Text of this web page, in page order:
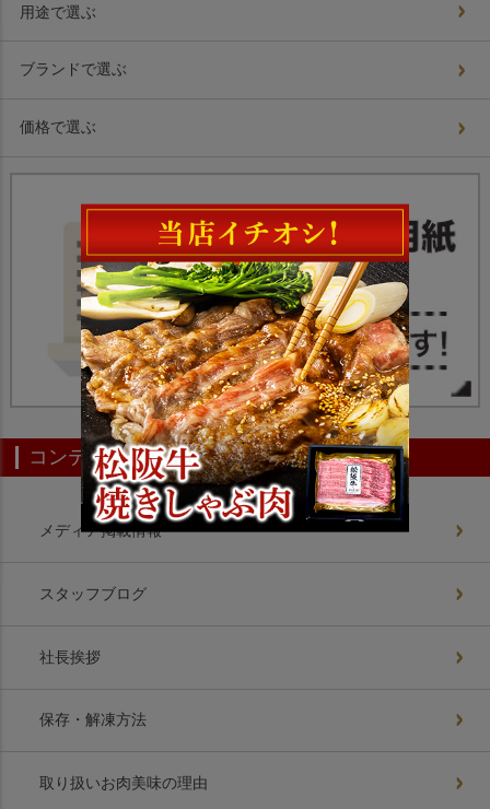
用途で選ぶ
ブランドで選ぶ
価格で選ぶ
コンテンツ一覧
メディア掲載情報
スタッフブログ
社長挨拶
保存・解凍方法
取り扱いお肉美味の理由